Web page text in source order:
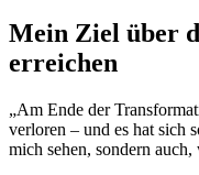
Mein Ziel über
erreichen
„Am Ende der
verloren – und es hat sich
mich sehen, sondern